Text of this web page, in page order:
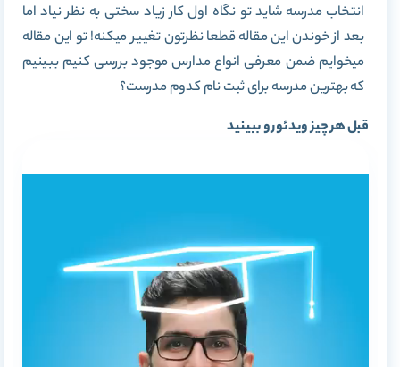
انتخاب مدرسه شاید تو نگاه اول کار زیاد سختی به نظر نیاد اما
بعد از خوندن این مقاله قطعا نظرتون تغییر میکنه! تو این مقاله
میخوایم ضمن معرفی انواع مدارس موجود بررسی کنیم ببینیم
که بهترین مدرسه برای ثبت نام کدوم مدرست؟
قبل هر چیز ویدئو رو ببینید